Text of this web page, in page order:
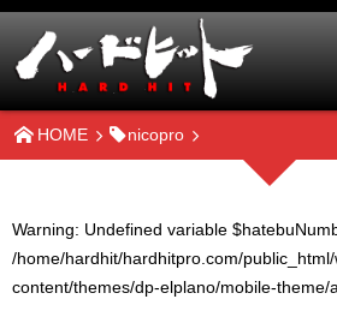
HOME nicopro
Warning: Undefined variable
/home/hardhit/hardhitpro.com/
content/themes/dp-elplano/mobile-theme/